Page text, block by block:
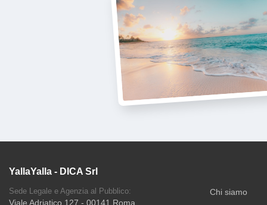
YallaYalla - DICA Srl
Sede Legale e Agenzia al Pubblico:
Viale Adriatico 127 - 00141 Roma
Chi siamo